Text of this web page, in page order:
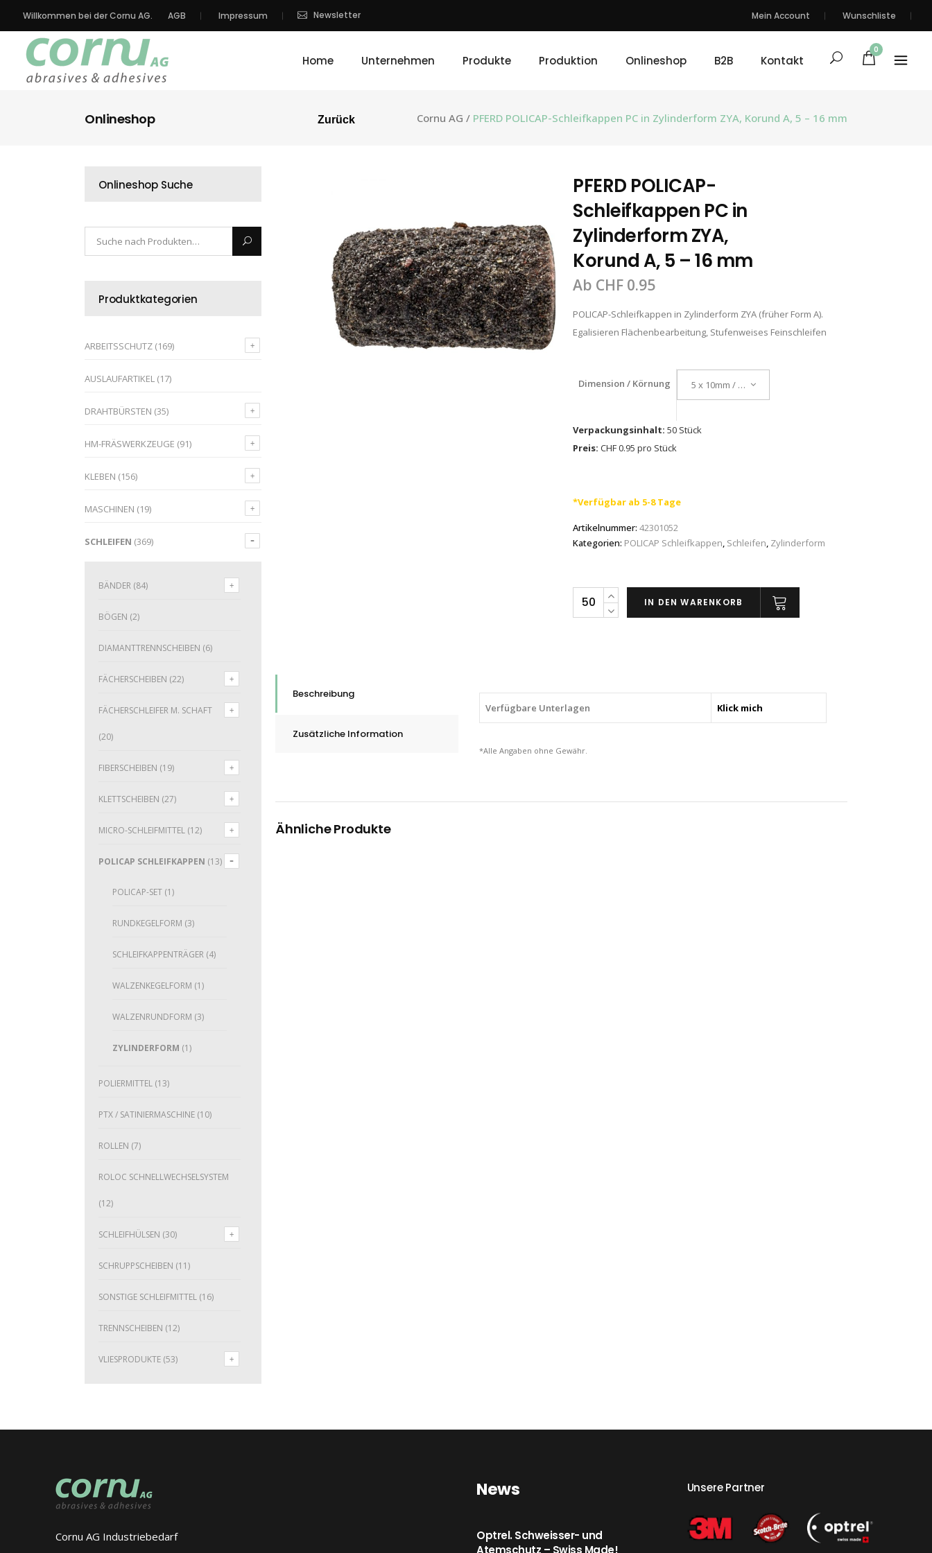
Willkommen bei der Cornu AG. AGB Impressum Newsletter Mein Account Wunschliste
Home Unternehmen Produkte Produktion Onlineshop B2B Kontakt
0
Onlineshop Cornu AG / PFERD POLICAP-Schleifkappen PC in Zylinderform ZYA, Korund A, 5 – 16 mm
Zurück
Onlineshop Suche
Produktkategorien
ARBEITSSCHUTZ (169)
AUSLAUFARTIKEL (17)
DRAHTBÜRSTEN (35)
HM-FRÄSWERKZEUGE (91)
KLEBEN (156)
MASCHINEN (19)
SCHLEIFEN (369)
BÄNDER (84)
BÖGEN (2)
DIAMANTTRENNSCHEIBEN (6)
FÄCHERSCHEIBEN (22)
FÄCHERSCHLEIFER M. SCHAFT
(20)
FIBERSCHEIBEN (19)
KLETTSCHEIBEN (27)
MICRO-SCHLEIFMITTEL (12)
POLICAP SCHLEIFKAPPEN (13)
POLICAP-SET (1)
RUNDKEGELFORM (3)
SCHLEIFKAPPENTRÄGER (4)
WALZENKEGELFORM (1)
WALZENRUNDFORM (3)
ZYLINDERFORM (1)
POLIERMITTEL (13)
PTX / SATINIERMASCHINE (10)
ROLLEN (7)
ROLOC SCHNELLWECHSELSYSTEM
(12)
SCHLEIFHÜLSEN (30)
SCHRUPPSCHEIBEN (11)
SONSTIGE SCHLEIFMITTEL (16)
TRENNSCHEIBEN (12)
VLIESPRODUKTE (53)
PFERD POLICAP-
Schleifkappen PC in
Zylinderform ZYA,
Korund A, 5 – 16 mm
Ab CHF 0.95
POLICAP-Schleifkappen in Zylinderform ZYA (früher Form A).
Egalisieren Flächenbearbeitung, Stufenweises Feinschleifen
Dimension / Körnung 5 x 10mm / A 150
Verpackungsinhalt: 50 Stück
Preis: CHF 0.95 pro Stück
*Verfügbar ab 5-8 Tage
Artikelnummer: 42301052
Kategorien: POLICAP Schleifkappen, Schleifen, Zylinderform
PFERD
POLICAP-
ZYA,
Korund
5
IN DEN WARENKORB
Beschreibung
Zusätzliche Information
Verfügbare Unterlagen Klick mich
*Alle Angaben ohne Gewähr.
Ähnliche Produkte
Cornu AG Industriebedarf
News
Optrel. Schweisser- und
Atemschutz – Swiss Made!
Unsere Partner